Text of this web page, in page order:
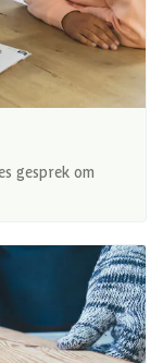
gesprek om